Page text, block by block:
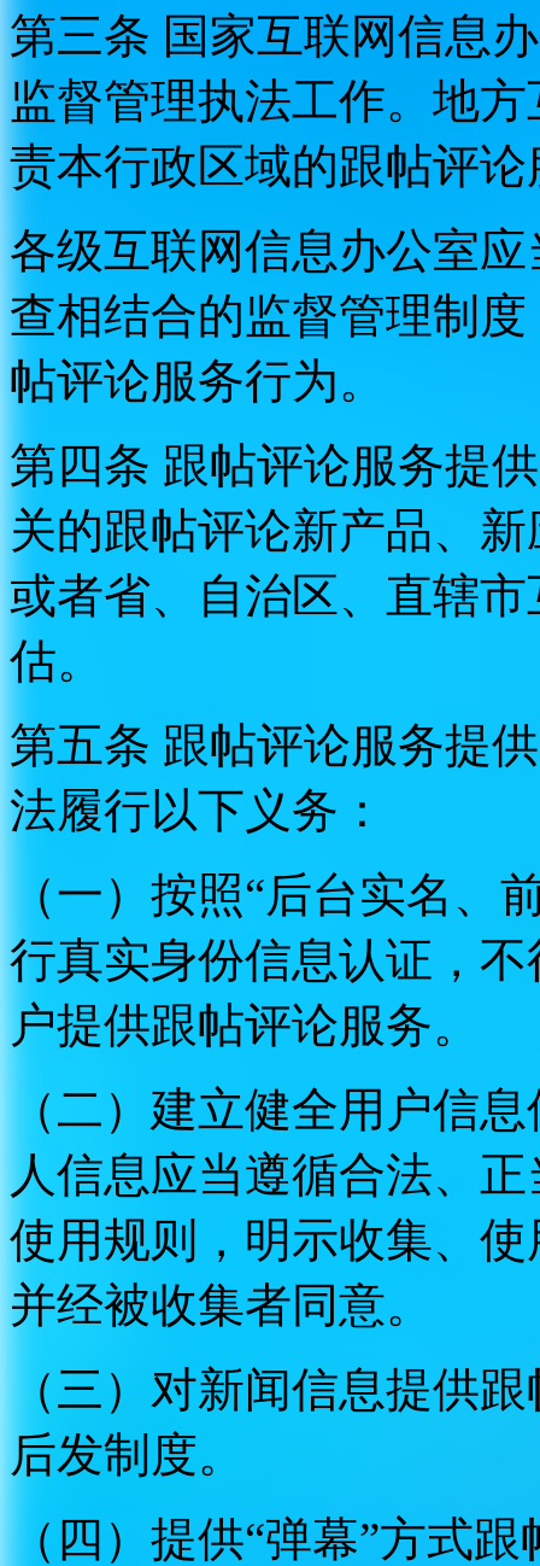
第三条 国家互联网信息
监督管理执法工作。地
责本行政区域的跟帖评
各级互联网信息办公室
查相结合的监督管理制
帖评论服务行为。
第四条 跟帖评论服务提
关的跟帖评论新产品、
或者省、自治区、直辖
估。
第五条 跟帖评论服务提
法履行以下义务：
（一）按照“后台实名、
行真实身份信息认证，
户提供跟帖评论服务。
（二）建立健全用户信
人信息应当遵循合法、
使用规则，明示收集、
并经被收集者同意。
（三）对新闻信息提供
后发制度。
（四）提供“弹幕”方式